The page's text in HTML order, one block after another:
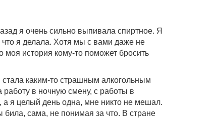
я очень сильно выпивала спиртное. Я
что я делала. Хотя мы с вами даже не
история кому-то поможет бросить
каким-то страшным алкогольным
в ночную смену, с работы в
а я целый день одна, мне никто не мешал.
сама, не понимая за что. В стране